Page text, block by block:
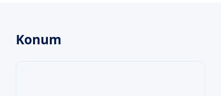
Konum